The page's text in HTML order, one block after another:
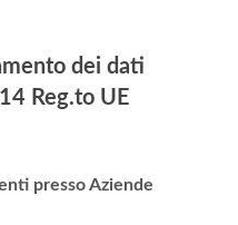
dei dati
Reg.to UE
presso Aziende